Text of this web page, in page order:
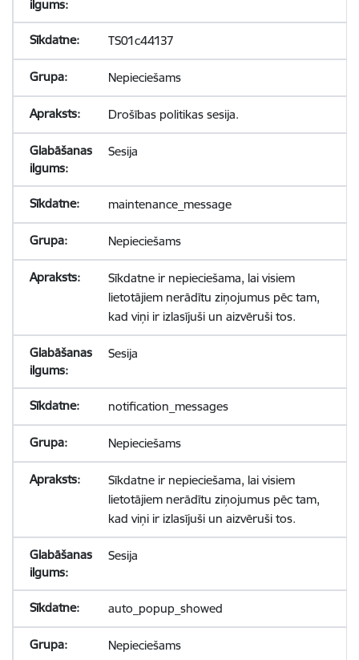
TS01c44137
Nepieciešams
Drošības politikas sesija.
Sesija
maintenance_message
Nepieciešams
Sīkdatne ir nepieciešama, lai visiem
lietotājiem nerādītu ziņojumus pēc tam,
kad viņi ir izlasījuši un aizvēruši tos.
Sesija
notification_messages
Nepieciešams
Sīkdatne ir nepieciešama, lai visiem
lietotājiem nerādītu ziņojumus pēc tam,
kad viņi ir izlasījuši un aizvēruši tos.
Sesija
auto_popup_showed
Nepieciešams